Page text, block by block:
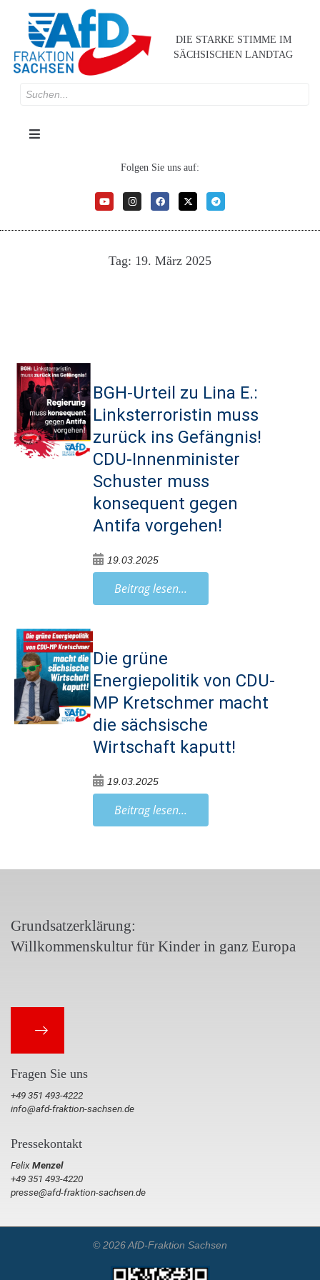
DIE STARKE STIMME IM
SÄCHSISCHEN LANDTAG
Folgen Sie uns auf:
Tag: 19. März 2025
BGH-Urteil zu Lina E.:
Linksterroristin muss
zurück ins Gefängnis!
CDU-Innenminister
Schuster muss
konsequent gegen
Antifa vorgehen!
19.03.2025
Beitrag lesen...
Die grüne
Energiepolitik von CDU-
MP Kretschmer macht
die sächsische
Wirtschaft kaputt!
19.03.2025
Beitrag lesen...
Grundsatzerklärung:
Willkommenskultur für Kinder in ganz Europa
Fragen Sie uns
+49 351 493-4222
info@afd-fraktion-sachsen.de
Pressekontakt
FelixMenzel
+49 351 493-4220
presse@afd-fraktion-sachsen.de
© 2026 AfD-Fraktion Sachsen